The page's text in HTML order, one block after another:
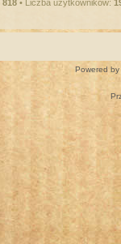
818 • Liczba użytkowników:
Powered by